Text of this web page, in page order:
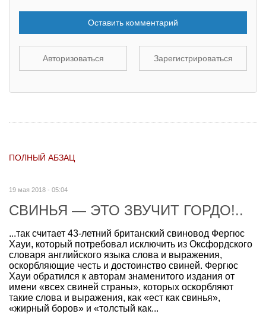
Оставить комментарий
Авторизоваться Зарегистрироваться
ПОЛНЫЙ АБЗАЦ
19 мая 2018 - 05:04
СВИНЬЯ — ЭТО ЗВУЧИТ ГОРДО!..
...так считает 43-летний британский свиновод Фергюс
Хауи, который потребовал исключить из Оксфордского
словаря английского языка слова и выражения,
оскорбляющие честь и достоинство свиней. Фергюс
Хауи обратился к авторам знаменитого издания от
имени «всех свиней страны», которых оскорбляют
такие слова и выражения, как «ест как свинья»,
«жирный боров» и «толстый как...